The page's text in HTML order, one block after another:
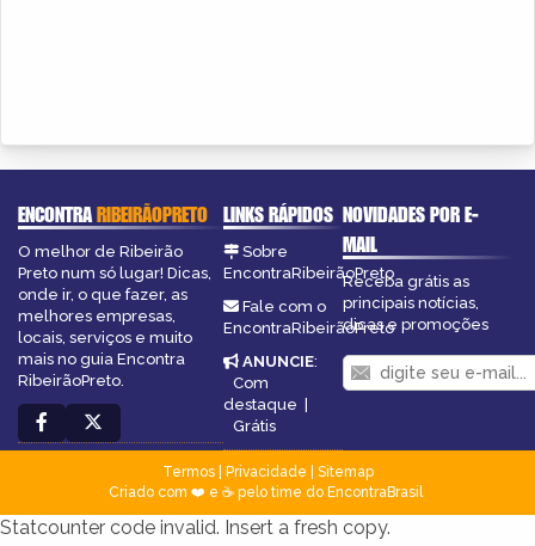
ENCONTRARIBEIRÃOPRETO
O melhor de Ribeirão
Preto num só lugar! Dicas,
onde ir, o que fazer, as
melhores empresas,
locais, serviços e muito
mais no guia Encontra
RibeirãoPreto.
LINKS RÁPIDOS
Sobre
EncontraRibeirãoPreto
Fale com o
EncontraRibeirãoPreto
ANUNCIE:
Com
destaque
Grátis
NOVIDADES POR E-
MAIL
Receba grátis as
principais notícias,
dicas e promoções
Termos| Privacidade
Sitemap
Criado com ❤️ e ☕ pelo time do EncontraBrasil
Statcounter code invalid. Insert a fresh copy.